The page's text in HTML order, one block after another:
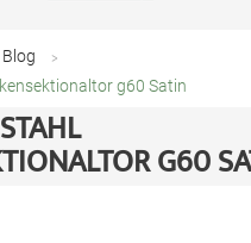
Blog
g60 Satin
G60